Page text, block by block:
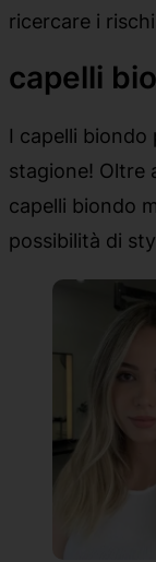
ricercare i
capelli
I capelli biondo
stagione! Oltre
capelli biondo
possibilità di